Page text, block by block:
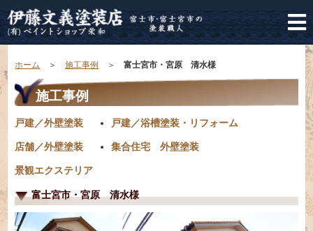
ホーム ＞施工事例 ＞富士宮市・宮原 清水様
施工事例
戸建／外壁塗装 戸建／浴槽塗装・リフォーム
店舗／外壁塗装 集合住宅 外壁塗装
景観エクステリア
富士宮市・宮原 清水様